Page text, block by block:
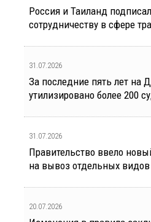
Россия и Таиланд
сотрудничеству в сфере
31.07.2026
За последние пять лет на
утилизировано более 200
31.07.2026
Правительство ввело
на вывоз отдельных
20.07.2026